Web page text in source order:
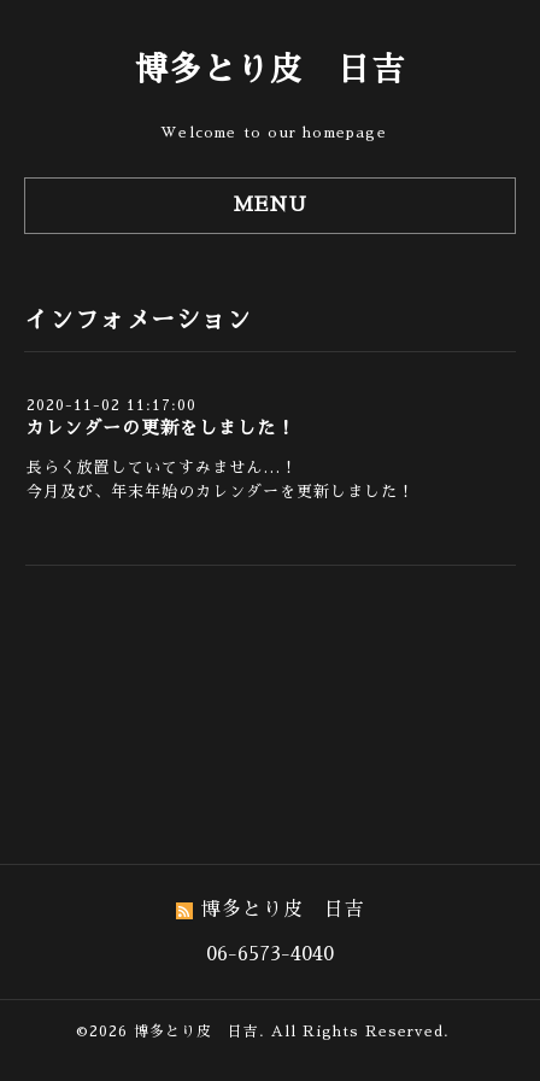
博多とり皮 日吉
Welcome to our homepage
MENU
インフォメーション
2020-11-02 11:17:00
カレンダーの更新をしました！
長らく放置していてすみません…！
今月及び、年末年始のカレンダーを更新しました！
博多とり皮 日吉
06-6573-4040
©2026 博多とり皮 日吉 . All Rights Reserved.